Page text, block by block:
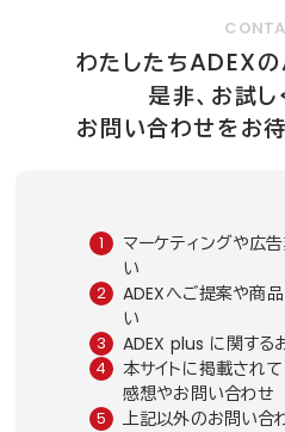
わたしたちADEX
是非、お試し
お問い合わせをお待
マーケティングや広
い
ADEXへご提案や商
い
ADEX plus に関する
本サイトに掲載され
感想やお問い合わせ
上記以外のお問い合